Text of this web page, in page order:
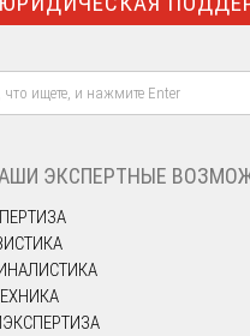
ЭКСПЕРТНЫЕ